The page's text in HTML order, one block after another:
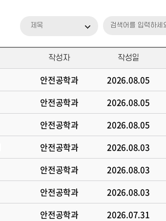
제목
작성자 작성일
안전공학과 2026.08.05
안전공학과 2026.08.05
안전공학과 2026.08.05
안전공학과 2026.08.03
안전공학과 2026.08.03
안전공학과 2026.08.03
안전공학과 2026.07.31